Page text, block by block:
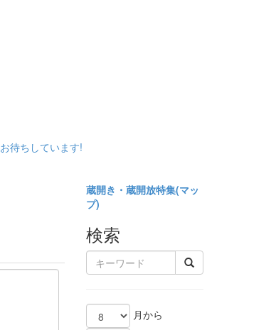
お待ちしています!
蔵開き・蔵開放特集(マッ
プ)
検索
月から